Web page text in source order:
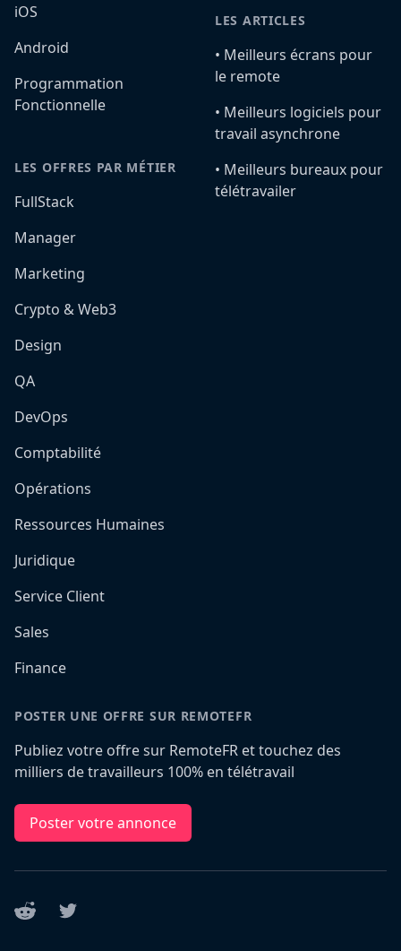
iOS
Android
Programmation
Fonctionnelle
LES OFFRES PAR MÉTIER
FullStack
Manager
Marketing
Crypto & Web3
Design
QA
DevOps
Comptabilité
Opérations
Ressources Humaines
Juridique
Service Client
Sales
Finance
LES ARTICLES
•️ Meilleurs écrans pour
le remote
•️ Meilleurs logiciels pour
travail asynchrone
•️ Meilleurs bureaux pour
télétravailer
POSTER UNE OFFRE SUR REMOTEFR
Publiez votre offre sur RemoteFR et touchez des
milliers de travailleurs 100% en télétravail
Poster votre annonce
Reddit Twitter